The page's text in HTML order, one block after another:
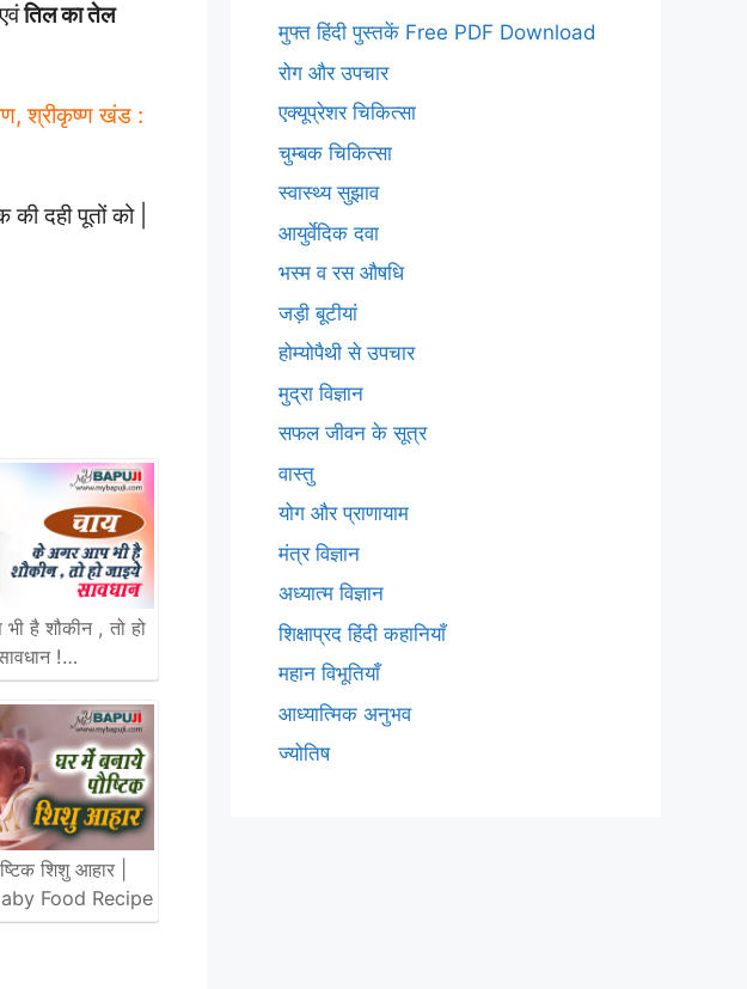
तिल का तेल
श्रीकृष्ण खंड :
दही पूतों को |
है शौकीन , तो हो
!…
शिशु आहार |
Food Recipe
मुफ्त हिंदी पुस्तकें Free PDF Download
रोग और उपचार
एक्यूप्रेशर चिकित्सा
चुम्बक चिकित्सा
स्वास्थ्य सुझाव
आयुर्वेदिक दवा
भस्म व रस औषधि
जड़ी बूटीयां
होम्योपैथी से उपचार
मुद्रा विज्ञान
सफल जीवन के सूत्र
वास्तु
योग और प्राणायाम
मंत्र विज्ञान
अध्यात्म विज्ञान
शिक्षाप्रद हिंदी कहानियाँ
महान विभूतियाँ
आध्यात्मिक अनुभव
ज्योतिष